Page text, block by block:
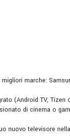
marche:
(Android TV, Tizen
di cinema o
nuovo televisore